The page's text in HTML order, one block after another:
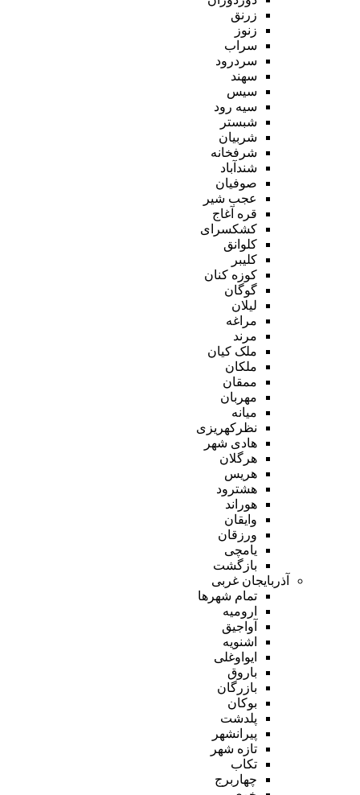
زرنق
زنوز
سراب
سردرود
سهند
سیس
سیه رود
شبستر
شربیان
شرفخانه
شندآباد
صوفیان
عجب شیر
قره آغاج
کشکسرای
کلوانق
کلیبر
کوزه کنان
گوگان
لیلان
مراغه
مرند
ملک کیان
ملکان
ممقان
مهربان
میانه
نظرکهریزی
هادی شهر
هرگلان
هریس
هشترود
هوراند
وایقان
ورزقان
یامچی
بازگشت
آذربایجان غربی
تمام شهر‌ها
ارومیه
آواجیق
اشنویه
ایواوغلی
باروق
بازرگان
بوکان
پلدشت
پیرانشهر
تازه شهر
تکاب
چهاربرج